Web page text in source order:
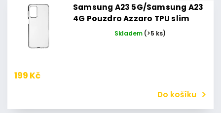
Samsung A23 5G/Samsung A23
4G Pouzdro Azzaro TPU slim
Samsung A23 5G/4G
Skladem (>5 ks)
199 Kč
Do košíku